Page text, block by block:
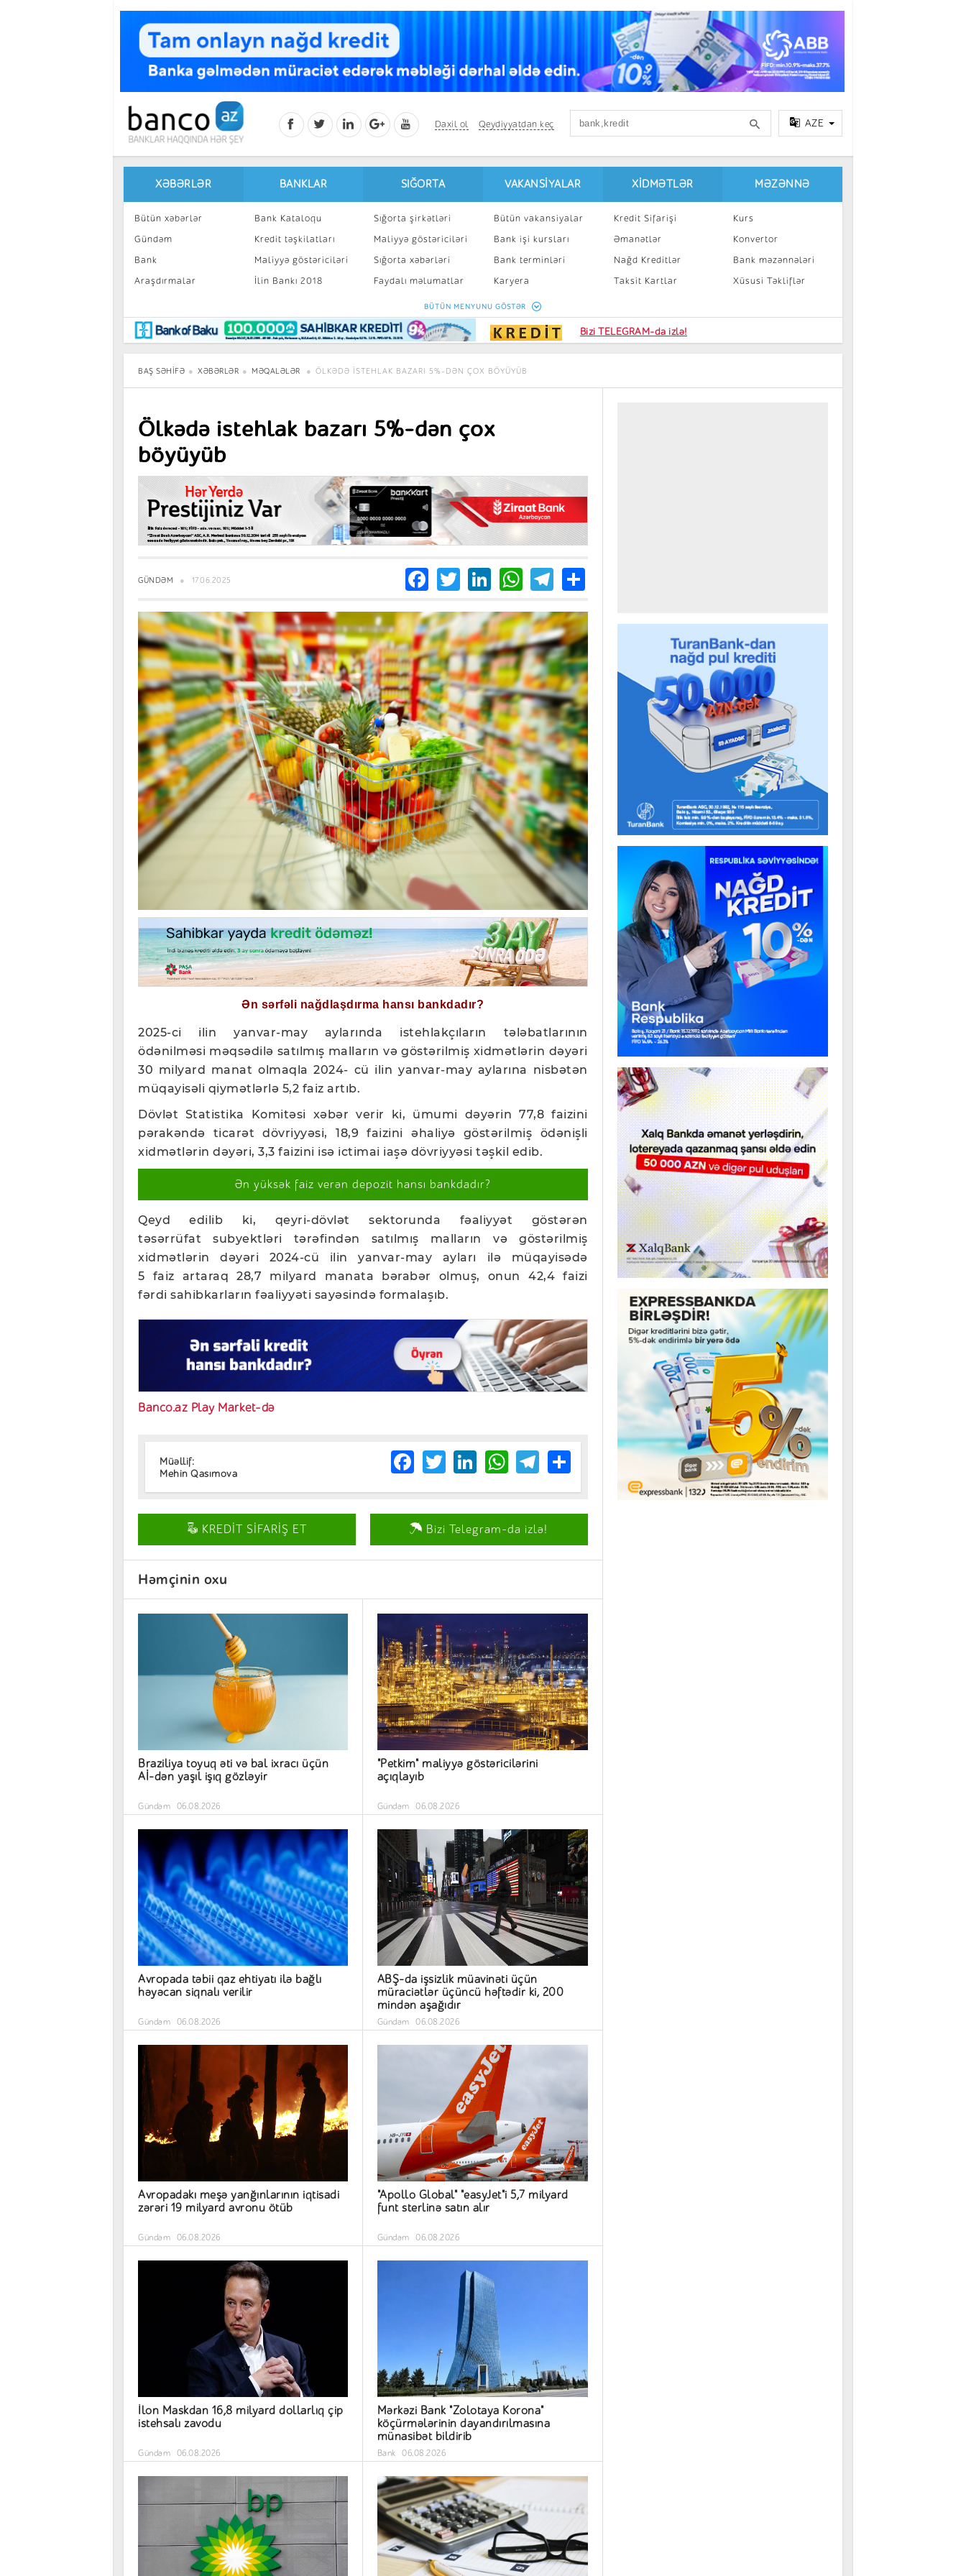
Daxil ol Qeydiyyatdan keç AZE
XƏBƏRLƏR
Bütün xəbərlər
Gündəm
Bank
Araşdırmalar
Maraqlı
BancoTV
Müsahibə
BANKLAR
Bank Kataloqu
Kredit təşkilatları
Maliyyə göstəriciləri
İlin Bankı 2018
SIĞORTA
Sığorta şirkətləri
Maliyyə göstəriciləri
Sığorta xəbərləri
Faydalı məlumatlar
Sığorta kalkulyatoru
VAKANSIYALAR
Bütün vakansiyalar
Bank işi kursları
Bank terminləri
Karyera
Peşakar inkişaf
XIDMƏTLƏR
Kredit Sifarişi
Əmanətlər
Nağd Kreditlər
Taksit Kartlar
Kart sifarişi
MƏZƏNNƏ
Kurs
Konvertor
Bank məzənnələri
Xüsusi Təkliflər
BÜTÜN MENYUNU GÖSTƏR
Bizi TELEGRAM-da izlə!
BAŞ SƏHIFƏ XƏBƏRLƏR MƏQALƏLƏR ÖLKƏDƏ ISTEHLAK BAZARI 5%-DƏN ÇOX BÖYÜYÜB
Ölkədə istehlak bazarı 5%-dən çox
böyüyüb
GÜNDƏM 17.06.2025 Facebook
TwitterLinkedIn
WhatsApp
Telegram
Share
Ən sərfəli nağdlaşdırma hansı bankdadır?
2025-ci ilin yanvar-may aylarında istehlakçıların tələbatlarının
ödənilməsi məqsədilə satılmış malların və göstərilmiş xidmətlərin dəyəri
30 milyard manat olmaqla 2024- cü ilin yanvar-may aylarına nisbətən
müqayisəli qiymətlərlə 5,2 faiz artıb.
Dövlət Statistika Komitəsi xəbər verir ki, ümumi dəyərin 77,8 faizini
pərakəndə ticarət dövriyyəsi, 18,9 faizini əhaliyə göstərilmiş ödənişli
xidmətlərin dəyəri, 3,3 faizini isə ictimai iaşə dövriyyəsi təşkil edib.
Ən yüksək faiz verən depozit hansı bankdadır?
Qeyd edilib ki, qeyri-dövlət sektorunda fəaliyyət göstərən
təsərrüfat subyektləri tərəfindən satılmış malların və göstərilmiş
xidmətlərin dəyəri 2024-cü ilin yanvar-may ayları ilə müqayisədə
5 faiz artaraq 28,7 milyard manata bərabər olmuş, onun 42,4 faizi
fərdi sahibkarların fəaliyyəti sayəsində formalaşıb.
Banco.az Play Market-də
Müəllif:
Mehin Qasımova
Facebook
TwitterLinkedIn
WhatsApp
Telegram
Share
KREDİT SİFARİŞ ET Bizi Telegram-da izlə!
Həmçinin oxu
Braziliya toyuq əti və bal ixracı üçün
Aİ-dən yaşıl işıq gözləyir
Gündəm 06.08.2026
"Petkim" maliyyə göstəricilərini
açıqlayıb
Gündəm 06.08.2026
Avropada təbii qaz ehtiyatı ilə bağlı
həyəcan siqnalı verilir
Gündəm 06.08.2026
ABŞ-da işsizlik müavinəti üçün
müraciətlər üçüncü həftədir ki, 200
mindən aşağıdır
Gündəm 06.08.2026
Avropadakı meşə yanğınlarının iqtisadi
zərəri 19 milyard avronu ötüb
Gündəm 06.08.2026
"Apollo Global" "easyJet"i 5,7 milyard
funt sterlinə satın alır
Gündəm 06.08.2026
İlon Maskdan 16,8 milyard dollarlıq çip
istehsalı zavodu
Gündəm 06.08.2026
Mərkəzi Bank "Zolotaya Korona"
köçürmələrinin dayandırılmasına
münasibət bildirib
Bank 06.08.2026